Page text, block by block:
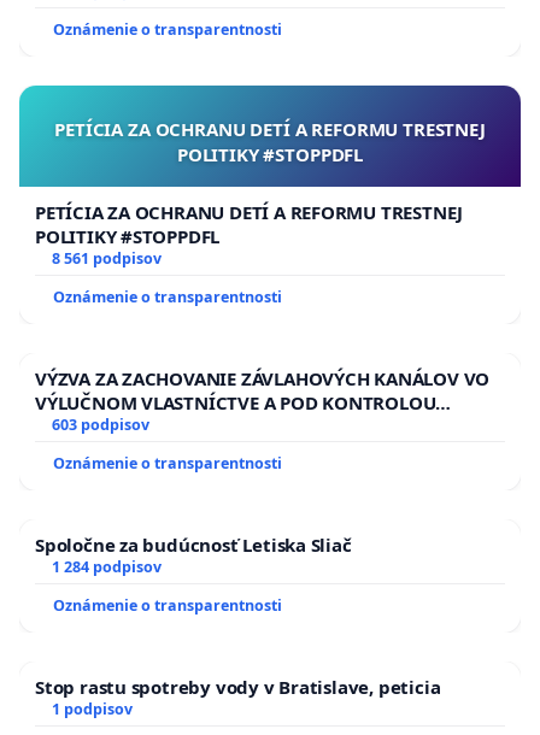
Oznámenie o transparentnosti
PETÍCIA ZA OCHRANU DETÍ A REFORMU TRESTNEJ
POLITIKY #STOPPDFL
PETÍCIA ZA OCHRANU DETÍ A REFORMU TRESTNEJ
POLITIKY #STOPPDFL
8 561 podpisov
Oznámenie o transparentnosti
VÝZVA ZA ZACHOVANIE ZÁVLAHOVÝCH KANÁLOV VO
VÝLUČNOM VLASTNÍCTVE A POD KONTROLOU
SLOVENSKEJ REPUBLIKY & žiadosť na riešenie
kanálov na Slovensku
603 podpisov
Oznámenie o transparentnosti
Spoločne za budúcnosť Letiska Sliač
1 284 podpisov
Oznámenie o transparentnosti
Stop rastu spotreby vody v Bratislave, peticia
1 podpisov